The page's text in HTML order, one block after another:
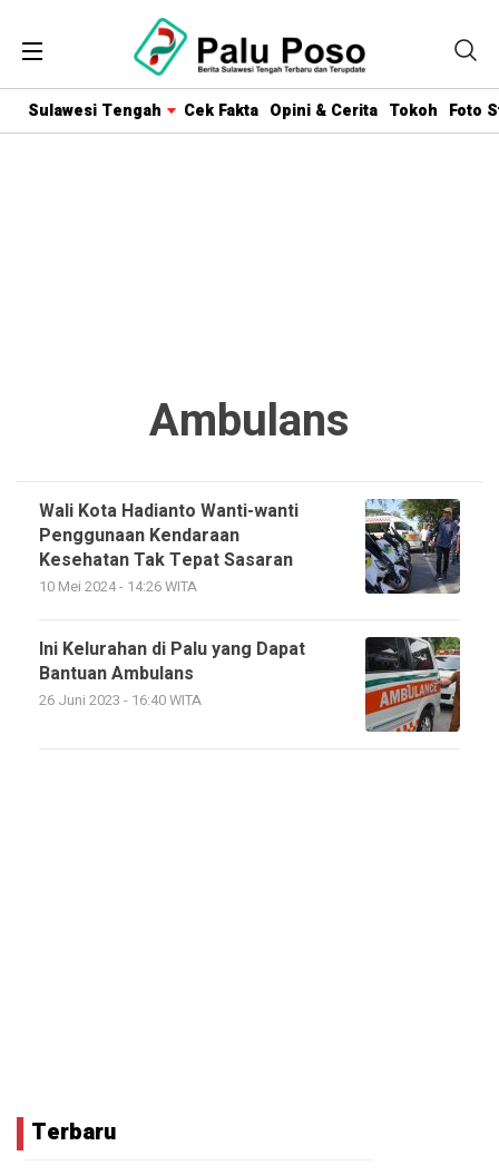
Sulawesi Tengah Cek Fakta Opini & Cerita Tokoh Foto
Ambulans
Wali Kota Hadianto Wanti-wanti
Penggunaan Kendaraan
Kesehatan Tak Tepat Sasaran
10 Mei 2024 - 14:26 WITA
Ini Kelurahan di Palu yang Dapat
Bantuan Ambulans
26 Juni 2023 - 16:40 WITA
Terbaru